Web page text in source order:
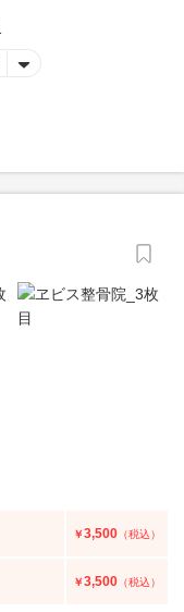
￥3,500 （税込）
￥3,500 （税込）